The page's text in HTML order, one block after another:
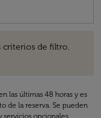
criterios de filtro.
las últimas 48 horas y es
de la reserva. Se pueden
servicios opcionales.